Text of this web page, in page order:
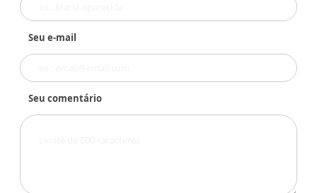
Seu e-mail
Seu comentário